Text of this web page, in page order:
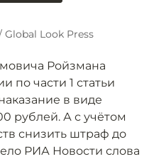
Look Press
Ройзмана
по части 1 статьи
в виде
рублей. А с учётом
снизить штраф до
РИА Новости слова